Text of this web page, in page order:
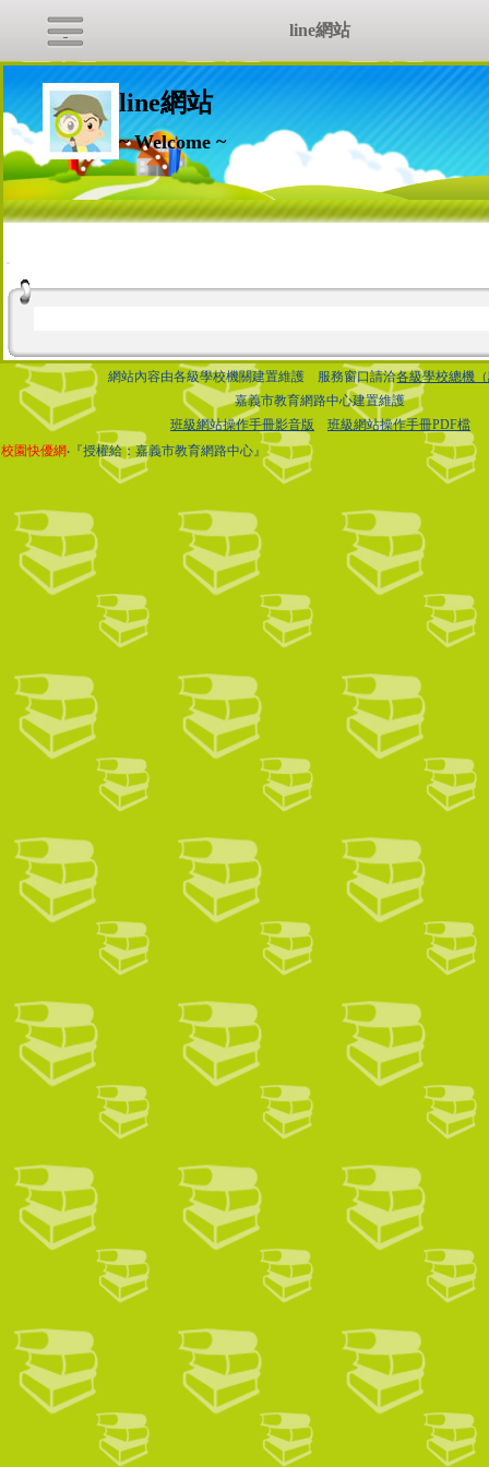
line網站
~ Welcome ~
:::
網站內容由各級學校機關建置維護 服務窗口請洽各級學校總機
嘉義市教育網路中心建置維護
班級網站操作手冊影音版
班級網站操作手冊PDF檔
校園快優網‧『授權給：嘉義市教育網路中心』
line網站